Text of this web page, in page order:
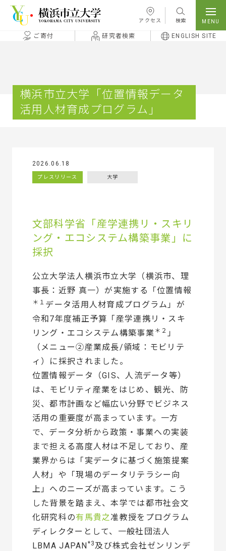
本文へ移動
アクセス 検索
ご寄付 研究者検索 ENGLISH SITE
横浜市立大学「位置情報データ
活用人材育成プログラム」
2026.06.18
プレスリリース 大学
文部科学省「産学連携リ・スキリ
ング・エコシステム構築事業」に
採択
公立大学法人横浜市立大学（横浜市、理
事長：近野 真一）が実施する「位置情報
＊１ データ活用人材育成プログラム」が
令和7年度補正予算「産学連携リ・スキ
リング・エコシステム構築事業 ＊２ 」
（メニュー②産業成長/領域：モビリテ
ィ）に採択されました。
位置情報データ（GIS、人流データ等）
は、モビリティ産業をはじめ、観光、防
災、都市計画など幅広い分野でビジネス
活用の重要度が高まっています。一方
で、データ分析から政策・事業への実装
まで担える高度人材は不足しており、産
業界からは「実データに基づく施策提案
人材」や「現場のデータリテラシー向
上」へのニーズが高まっています。こう
した背景を踏まえ、本学では都市社会文
化研究科の有馬貴之准教授をプログラム
ディレクターとして、一般社団法人
LBMA JAPAN*3及び株式会社ゼンリンデ